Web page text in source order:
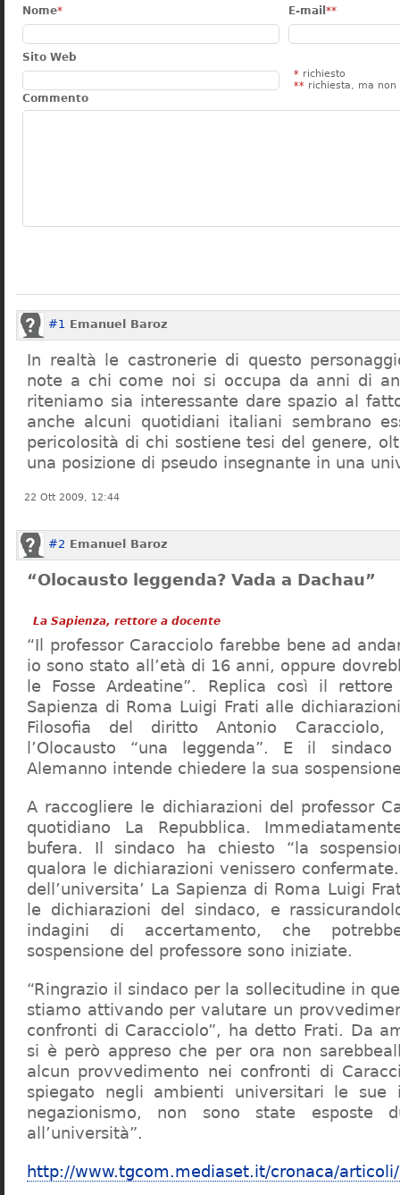
Nome* E-mail **
Sito Web
* richiesto
** richiesta, ma non
Commento
#1 Emanuel Baroz
In realtà le castronerie di questo
note a chi come noi si occupa da anni di
riteniamo sia interessante dare spazio al fatto
anche alcuni quotidiani italiani sembrano
pericolosità di chi sostiene tesi del genere,
una posizione di pseudo insegnante in una
22 Ott 2009, 12:44
#2 Emanuel Baroz
“Olocausto leggenda? Vada a Dachau”
La Sapienza, rettore a docente
“Il professor Caracciolo farebbe bene ad
io sono stato all’età di 16 anni, oppure
le Fosse Ardeatine”. Replica così il rettore
Sapienza di Roma Luigi Frati alle
Filosofia del diritto Antonio
l’Olocausto “una leggenda”. E il
Alemanno intende chiedere la sua
A raccogliere le dichiarazioni del professor
quotidiano La Repubblica.
bufera. Il sindaco ha chiesto “la
qualora le dichiarazioni venissero
dell’universita’ La Sapienza di Roma Luigi
le dichiarazioni del sindaco, e
indagini di accertamento, che
sospensione del professore sono iniziate.
“Ringrazio il sindaco per la sollecitudine in
stiamo attivando per valutare un
confronti di Caracciolo”, ha detto Frati. Da
si è però appreso che per ora non
alcun provvedimento nei confronti di
spiegato negli ambienti universitari le sue
negazionismo, non sono state esposte
all’università”.
http://www.tgcom.mediaset.it/cronaca/